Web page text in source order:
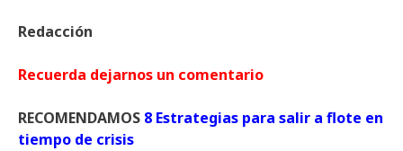
Redacción
Recuerda dejarnos un comentario
RECOMENDAMOS 8 Estrategias para salir a flote en
tiempo de crisis